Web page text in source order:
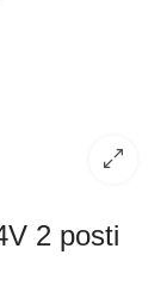
2 posti